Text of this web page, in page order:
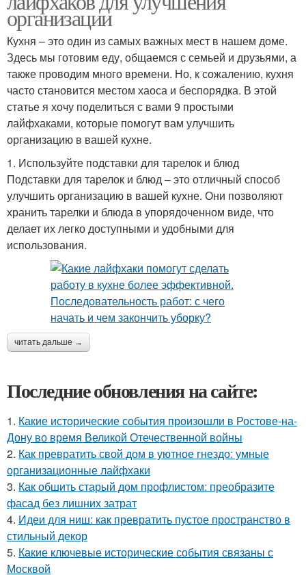
организации
Кухня – это один из самых важных мест в нашем доме.
Здесь мы готовим еду, общаемся с семьей и друзьями, а
также проводим много времени. Но, к сожалению, кухня
часто становится местом хаоса и беспорядка. В этой
статье я хочу поделиться с вами 9 простыми
лайфхаками, которые помогут вам улучшить
организацию в вашей кухне.
1. Используйте подставки для тарелок и блюд
Подставки для тарелок и блюд – это отличный способ
улучшить организацию в вашей кухне. Они позволяют
хранить тарелки и блюда в упорядоченном виде, что
делает их легко доступными и удобными для
использования.
читать дальше →
Последние обновления на сайте:
1. Какие исторические события произошли в Ростове-на-
Дону во время Великой Отечественной войны
2. Как превратить свой дом в уютное гнездо: умные
организационные лайфхаки
3. Как обшить старый дом профлистом: преобразите
фасад без лишних затрат
4. Идеи для ниш: как превратить пустое пространство в
стильный декор
5. Какие ключевые исторические события связаны с
Москвой